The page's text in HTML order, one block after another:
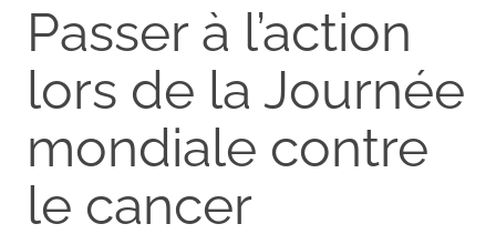
Passer à l’action
lors de la Journée
mondiale contre
le cancer